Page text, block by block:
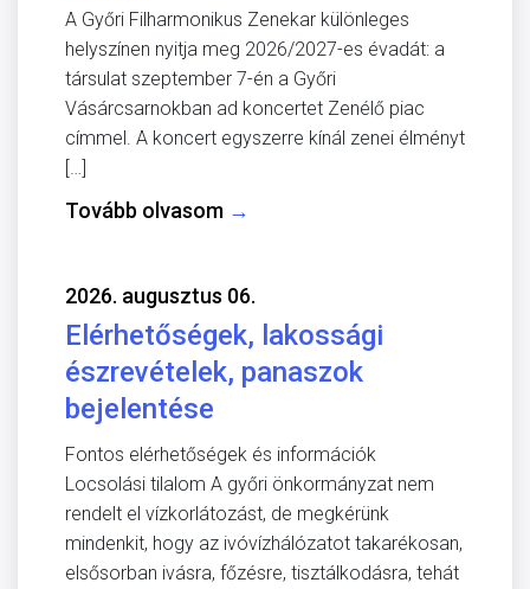
A Győri Filharmonikus Zenekar különleges
helyszínen nyitja meg 2026/2027-es évadát: a
társulat szeptember 7-én a Győri
Vásárcsarnokban ad koncertet Zenélő piac
címmel. A koncert egyszerre kínál zenei élményt
[…]
Tovább olvasom →
2026. augusztus 06.
Elérhetőségek, lakossági
észrevételek, panaszok
bejelentése
Fontos elérhetőségek és információk
Locsolási tilalom A győri önkormányzat nem
rendelt el vízkorlátozást, de megkérünk
mindenkit, hogy az ivóvízhálózatot takarékosan,
elsősorban ivásra, főzésre, tisztálkodásra, tehát